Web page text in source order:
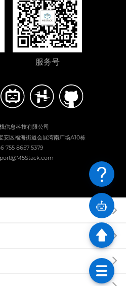
服务号
信息科技有限公司
安区福海街道会展湾南广场A10栋
755 8657 5379